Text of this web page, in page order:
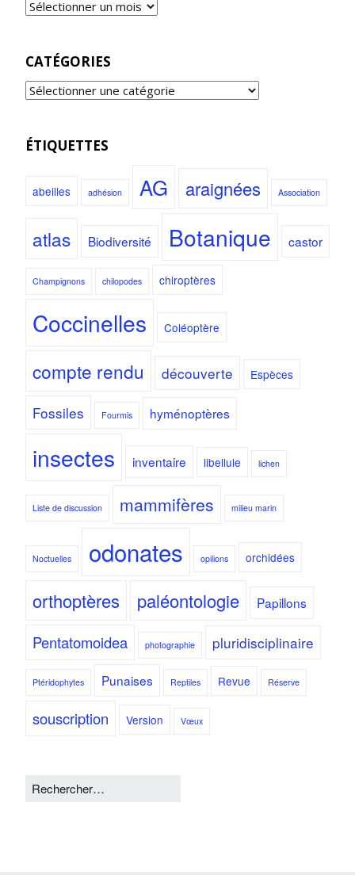
CATÉGORIES
ÉTIQUETTES
abeilles adhésion AG araignées Association
atlas Biodiversité Botanique castor
Champignons chilopodes chiroptères
Coccinelles Coléoptère
compte rendu découverte Espèces
Fossiles Fourmis hyménoptères
insectes inventaire libellule lichen
Liste de discussion mammifères milieu marin
Noctuelles odonates opilions orchidées
orthoptères paléontologie Papillons
Pentatomoidea photographie pluridisciplinaire
Ptéridophytes Punaises Reptiles Revue Réserve
souscription Version Vœux